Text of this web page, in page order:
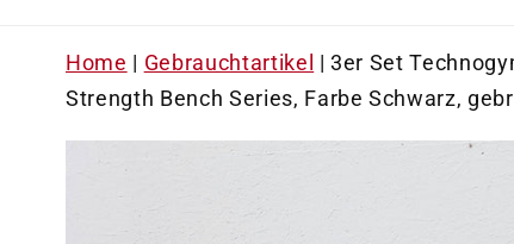
Home | Gebrauchtartikel |3er Set
Strength Bench Series, Farbe Schwarz,